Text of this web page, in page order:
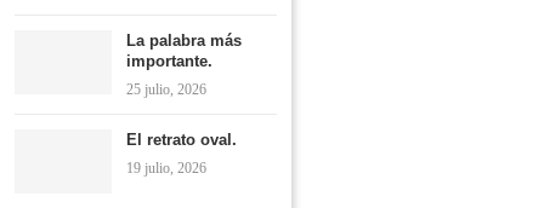
La palabra más
importante.
25 julio, 2026
El retrato oval.
19 julio, 2026